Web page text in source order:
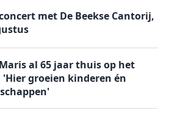
met De Beekse Cantorij,
al 65 jaar thuis op het
groeien kinderen én